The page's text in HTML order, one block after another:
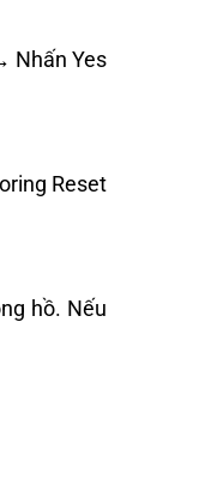
Nhấn Yes
Reset
hồ. Nếu